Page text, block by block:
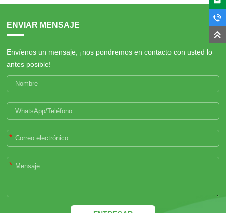
ENVIAR MENSAJE
Envíenos un mensaje, ¡nos pondremos en contacto con usted lo
antes posible!
*
*